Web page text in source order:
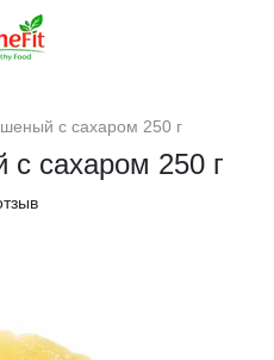
с сахаром 250 г
сахаром 250 г